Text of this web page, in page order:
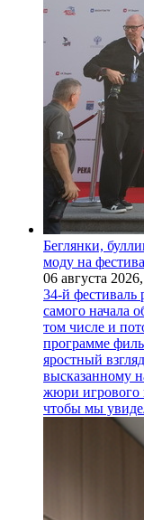
Беглянки,
моду на
06 августа 2026,
34-й фестиваль
самого начала
том числе и
программе
яростный
высказанному
жюри игрового
чтобы мы